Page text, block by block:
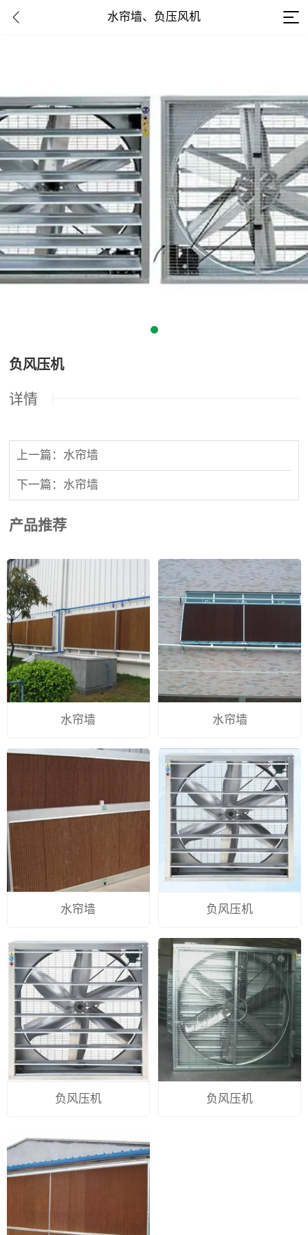
水帘墙、负压风机
负风压机
详情
上一篇：水帘墙
下一篇：水帘墙
产品推荐
水帘墙 水帘墙
水帘墙 负风压机
负风压机 负风压机